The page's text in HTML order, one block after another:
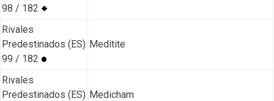
98 / 182
Rivales
Predestinados (ES)
99 / 182
Meditite
Rivales
Predestinados (ES) Medicham